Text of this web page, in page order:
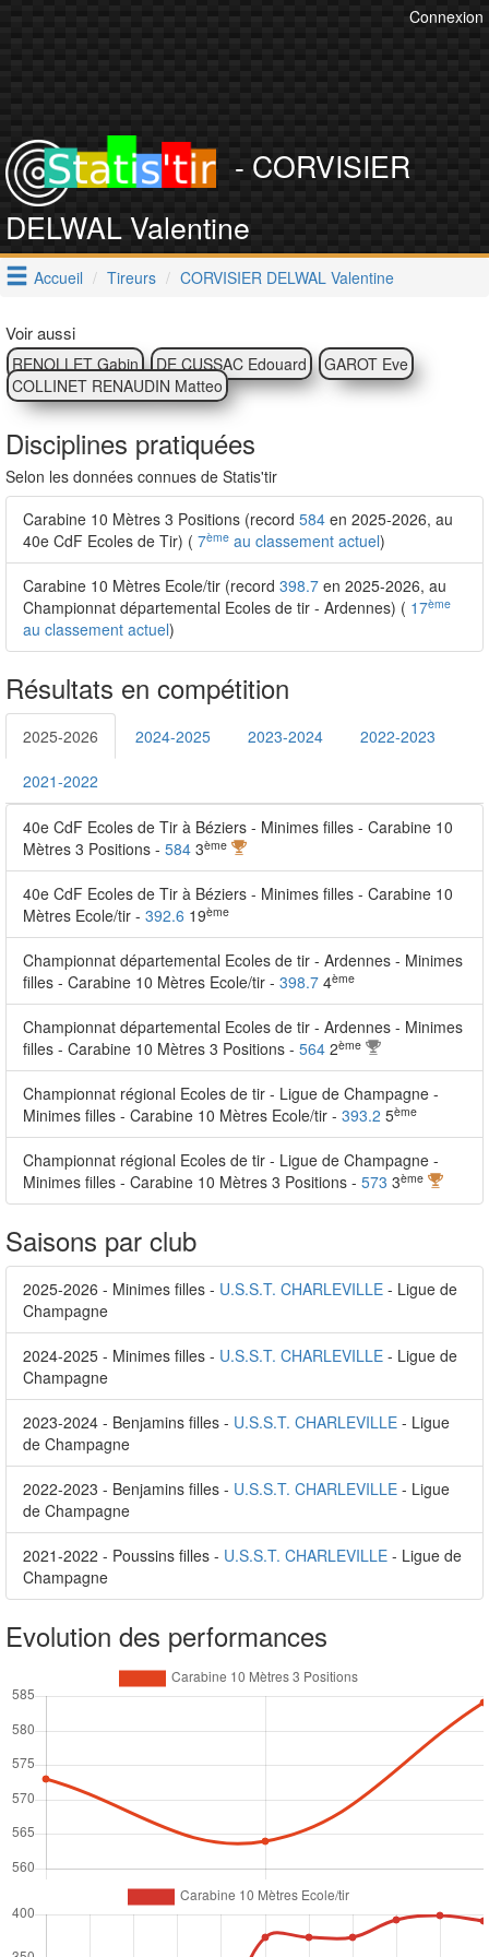
Connexion
- CORVISIER
DELWAL Valentine
Accueil Tireurs CORVISIER DELWAL Valentine
Voir aussi
RENOLLET Gabin DE CUSSAC Edouard
GAROT Eve
COLLINET RENAUDIN Matteo
Disciplines pratiquées
Selon les données connues de Statis'tir
Carabine 10 Mètres 3 Positions (record 584 en 2025-2026, au
40e CdF Ecoles de Tir) ( 7ème au classement actuel)
Carabine 10 Mètres Ecole/tir (record 398.7 en 2025-2026, au
Championnat départemental Ecoles de tir - Ardennes) ( 17ème
au classement actuel)
Résultats en compétition
2025-2026 2024-2025 2023-2024 2022-2023
2021-2022
40e CdF Ecoles de Tir à Béziers - Minimes filles - Carabine 10
Mètres 3 Positions - 584 3ème
40e CdF Ecoles de Tir à Béziers - Minimes filles - Carabine 10
Mètres Ecole/tir - 392.6 19ème
Championnat départemental Ecoles de tir - Ardennes - Minimes
filles - Carabine 10 Mètres Ecole/tir - 398.7 4ème
Championnat départemental Ecoles de tir - Ardennes - Minimes
filles - Carabine 10 Mètres 3 Positions - 564 2ème
Championnat régional Ecoles de tir - Ligue de Champagne -
Minimes filles - Carabine 10 Mètres Ecole/tir - 393.2 5ème
Championnat régional Ecoles de tir - Ligue de Champagne -
Minimes filles - Carabine 10 Mètres 3 Positions - 573 3ème
Saisons par club
2025-2026 - Minimes filles - U.S.S.T. CHARLEVILLE - Ligue de
Champagne
2024-2025 - Minimes filles - U.S.S.T. CHARLEVILLE - Ligue de
Champagne
2023-2024 - Benjamins filles - U.S.S.T. CHARLEVILLE - Ligue
de Champagne
2022-2023 - Benjamins filles - U.S.S.T. CHARLEVILLE - Ligue
de Champagne
2021-2022 - Poussins filles - U.S.S.T. CHARLEVILLE - Ligue de
Champagne
Evolution des performances